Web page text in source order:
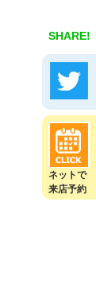
SHARE!
ネットで
来店予約